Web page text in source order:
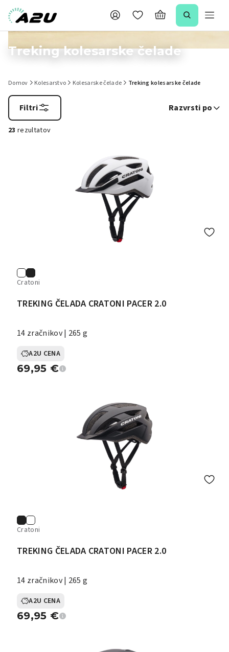
Treking kolesarske čelade
Domov Kolesarstvo Kolesarske čelade Treking kolesarske čelade
Filtri
23 rezultatov
Razvrsti po
Cratoni
TREKING ČELADA CRATONI PACER 2.0
14 zračnikov | 265 g
A2U CENA
69,95 €
Cratoni
TREKING ČELADA CRATONI PACER 2.0
14 zračnikov | 265 g
A2U CENA
69,95 €